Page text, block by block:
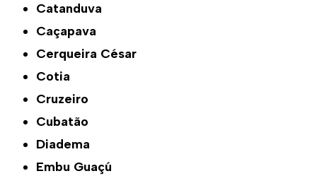
Catanduva
Caçapava
Cerqueira César
Cotia
Cruzeiro
Cubatão
Diadema
Embu Guaçú